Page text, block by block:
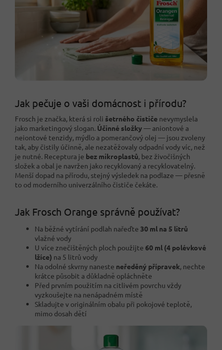
Jak pečuje o vaši domácnost i přírodu?
Frosch je značka, která si roli šetrného čističe nevymyslela
jako marketingový slogan. Účinné složky — aniontové a
neiontové tenzidy, mýdlo a pomerančový olej — jsou zvoleny
tak, aby čistily účinně, ale nezatěžovaly odpadní vody víc, než
je nutné. Receptura je bez mikroplastů, bez živočišných
složek a obal je navržen jako recyklovaný a recyklovatelný.
Menší dopad na přírodu, stejný výsledek na podlaze — přesně
to od moderního univerzálního čističe čekáte.
Jak Frosch Orange správně používat?
Na běžné vytírání podlah nařeďte 30 ml na 5 litrů
vlažné vody
U více znečištěných ploch použijte 60 ml (4 polévkové
lžíce) na 5 litrů vody
Na odolné skvrny naneste neředěný přípravek, nechte
krátce působit a důkladně opláchněte
Před prvním použitím na citlivém povrchu vždy
vyzkoušejte na nenápadném místě
Skladujte v originálním obalu při pokojové teplotě,
mimo dosah dětí